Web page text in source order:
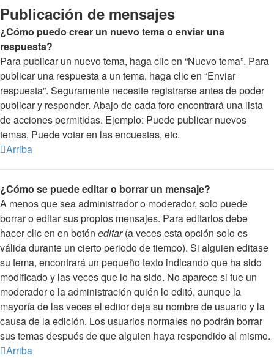
Publicación de mensajes
¿Cómo puedo crear un nuevo tema o enviar una
respuesta?
Para publicar un nuevo tema, haga clic en “Nuevo tema”. Para
publicar una respuesta a un tema, haga clic en “Enviar
respuesta”. Seguramente necesite registrarse antes de poder
publicar y responder. Abajo de cada foro encontrará una lista
de acciones permitidas. Ejemplo: Puede publicar nuevos
temas, Puede votar en las encuestas, etc.
Arriba
¿Cómo se puede editar o borrar un mensaje?
A menos que sea administrador o moderador, solo puede
borrar o editar sus propios mensajes. Para editarlos debe
hacer clic en en botón editar(a veces esta opción solo es
válida durante un cierto periodo de tiempo). Si alguien editase
su tema, encontrará un pequeño texto indicando que ha sido
modificado y las veces que lo ha sido. No aparece si fue un
moderador o la administración quién lo editó, aunque la
mayoría de las veces el editor deja su nombre de usuario y la
causa de la edición. Los usuarios normales no podrán borrar
sus temas después de que alguien haya respondido al mismo.
Arriba